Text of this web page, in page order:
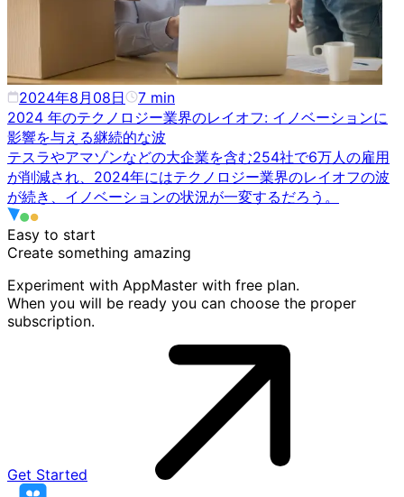
2024年8月08日 7 min
2024 年のテクノロジー業界のレイオフ: イノベーションに
影響を与える継続的な波
テスラやアマゾンなどの大企業を含む254社で6万人の雇用
が削減され、2024年にはテクノロジー業界のレイオフの波
が続き、イノベーションの状況が一変するだろう。
Easy to start
Create something amazing
Experiment with AppMaster with free plan.
When you will be ready you can choose the proper
subscription.
Get Started